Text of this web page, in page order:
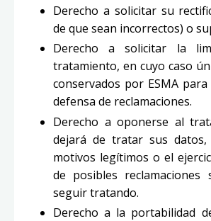
Derecho a solicitar su
de que sean incorrectos) o
Derecho a solicitar la
tratamiento, en cuyo caso
conservados por ESMA
defensa de reclamaciones.
Derecho a oponerse al
dejará de tratar sus
motivos legítimos o el
de posibles reclamaciones
seguir tratando.
Derecho a la portabilidad